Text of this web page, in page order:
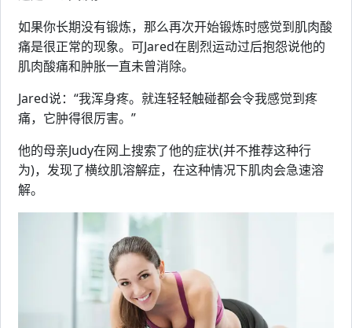
如果你长期没有锻炼，那么再次开始锻炼时感觉到肌肉酸
痛是很正常的现象。可Jared在剧烈运动过后抱怨说他的
肌肉酸痛和肿胀一直未曾消除。
Jared说：“我浑身疼。就连轻轻触碰都会令我感觉到疼
痛，它肿得很厉害。”
他的母亲Judy在网上搜索了他的症状(并不推荐这种行
为)，发现了横纹肌溶解症，在这种情况下肌肉会急速溶
解。